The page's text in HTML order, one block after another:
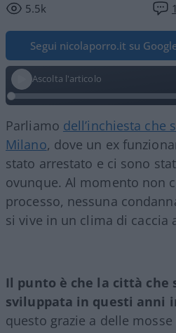
5.5k
Segui nicolaporro.it su
Ascolta l'articolo
Parliamo dell’inchiesta che
Milano, dove un ex
stato arrestato e ci sono
ovunque. Al momento non
processo, nessuna
si vive in un clima di caccia
Il punto è che la città che
sviluppata in questi anni
questo grazie a delle